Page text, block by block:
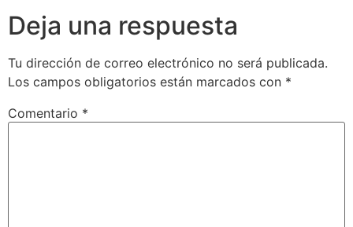
Deja una respuesta
Tu dirección de correo electrónico no será publicada.
Los campos obligatorios están marcados con *
Comentario *